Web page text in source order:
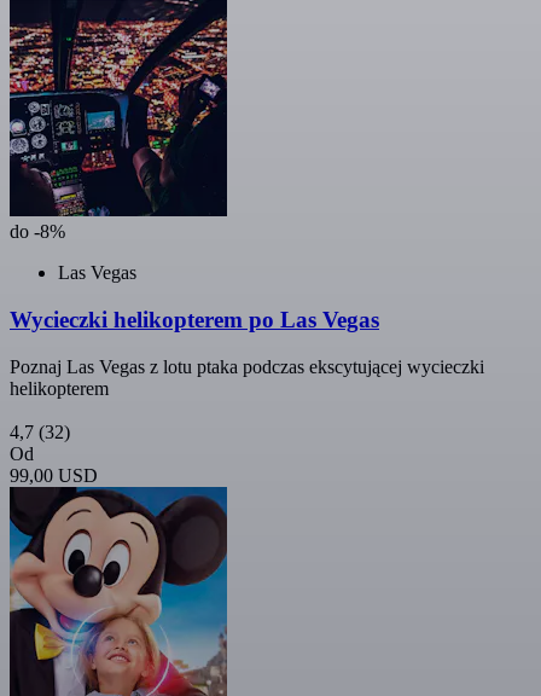
do -8%
Las Vegas
Wycieczki helikopterem po Las Vegas
Poznaj Las Vegas z lotu ptaka podczas ekscytującej wycieczki
helikopterem
4,7 (32)
Od
99,00 USD